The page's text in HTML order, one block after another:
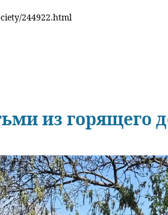
244922.html
из горящего